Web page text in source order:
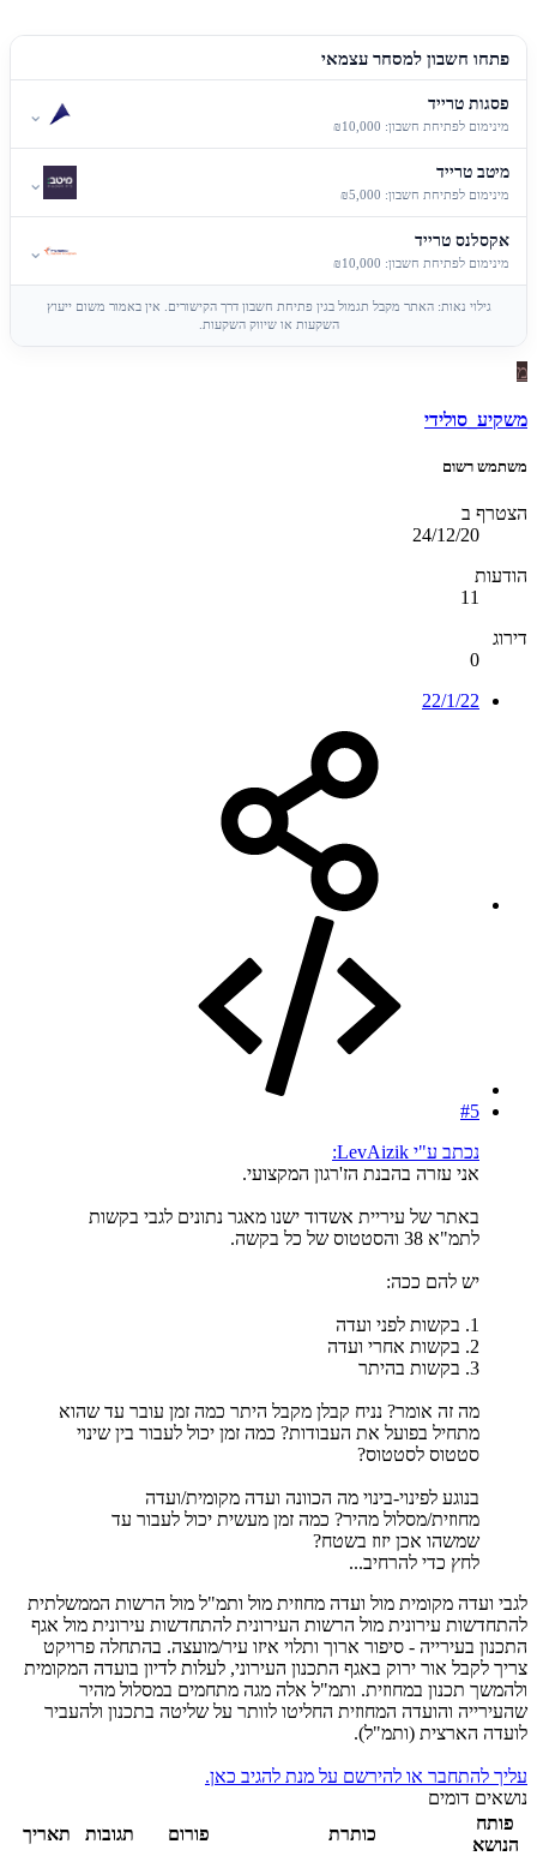
פתחו חשבון למסחר עצמאי
פסגות טרייד
מינימום לפתיחת חשבון: ₪10,000
⌄
מיטב טרייד
מינימום לפתיחת חשבון: ₪5,000
⌄
אקסלנס טרייד
מינימום לפתיחת חשבון: ₪10,000
⌄
גילוי נאות: האתר מקבל תגמול בגין פתיחת חשבון דרך הקישורים. אין באמור משום ייעוץ
השקעות או שיווק השקעות.
מ
משקיע_סולידי
משתמש רשום
הצטרף ב
24/12/20
הודעות
11
דירוג
0
22/1/22
#5
נכתב ע"י LevAizik:
אני עזרה בהבנת הז'רגון המקצועי.
באתר של עיריית אשדוד ישנו מאגר נתונים לגבי בקשות
לתמ"א 38 והסטטוס של כל בקשה.
יש להם ככה:
1. בקשות לפני ועדה
2. בקשות אחרי ועדה
3. בקשות בהיתר
מה זה אומר? נניח קבלן מקבל היתר כמה זמן עובר עד שהוא
מתחיל בפועל את העבודות? כמה זמן יכול לעבור בין שינוי
סטטוס לסטטוס?
בנוגע לפינוי-בינוי מה הכוונה ועדה מקומית/ועדה
מחוזית/מסלול מהיר? כמה זמן מעשית יכול לעבור עד
שמשהו אכן יזוז בשטח?
לחץ כדי להרחיב...
לגבי ועדה מקומית מול ועדה מחוזית מול ותמ"ל מול הרשות הממשלתית
להתחדשות עירונית מול הרשות העירונית להתחדשות עירונית מול אגף
התכנון בעירייה - סיפור ארוך ותלוי איזו עיר/מועצה. בהתחלה פרויקט
צריך לקבל אור ירוק באגף התכנון העירוני, לעלות לדיון בועדה המקומית
ולהמשך תכנון במחוזית. ותמ"ל אלה מגה מתחמים במסלול מהיר
שהעירייה והועדה המחוזית החליטו לוותר על שליטה בתכנון ולהעביר
לועדה הארצית (ותמ"ל).
עליך להתחבר או להירשם על מנת להגיב כאן.
נושאים דומים
פותח
הנושא
כותרת פורום תגובות תאריך